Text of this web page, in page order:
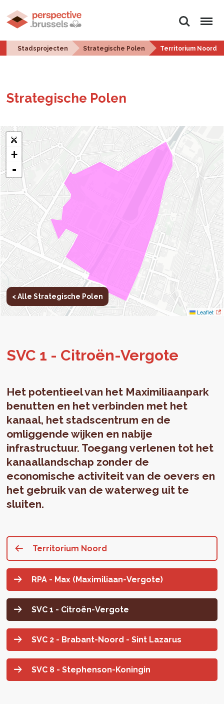
Zoeken Menu
Stadsprojecten Strategische Polen Territorium Noord
Stra­te­gi­sche Polen
+
-
Leaflet
< Alle Strategische Polen
SVC 1 - Citroën-Ver­go­te
Het potentieel van het Maximiliaanpark
benutten en het verbinden met het
kanaal, het stadscentrum en de
omliggende wijken en nabije
infrastructuur. Toegang verlenen tot het
kanaallandschap zonder de
economische activiteit van de oevers en
het gebruik van de waterweg uit te
sluiten.
Territorium Noord
RPA - Max (Maximiliaan-Vergote)
SVC 1 - Citroën-Vergote
SVC 2 - Brabant-Noord - Sint Lazarus
SVC 8 - Stephenson-Koningin